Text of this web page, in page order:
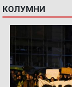
КОЛУМНИ